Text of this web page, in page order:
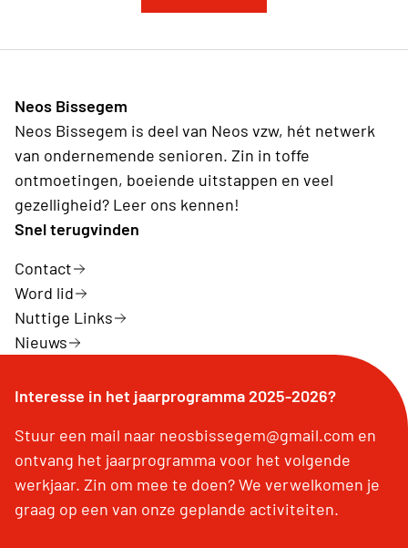
Neos Bissegem
Neos Bissegem is deel van Neos vzw, hét netwerk
van ondernemende senioren. Zin in toffe
ontmoetingen, boeiende uitstappen en veel
gezelligheid? Leer ons kennen!
Snel terugvinden
Contact
Word lid
Nuttige Links
Nieuws
Interesse in het jaarprogramma 2025-2026?
Stuur een mail naar neosbissegem@gmail.com en
ontvang het jaarprogramma voor het volgende
werkjaar. Zin om mee te doen? We verwelkomen je
graag op een van onze geplande activiteiten.